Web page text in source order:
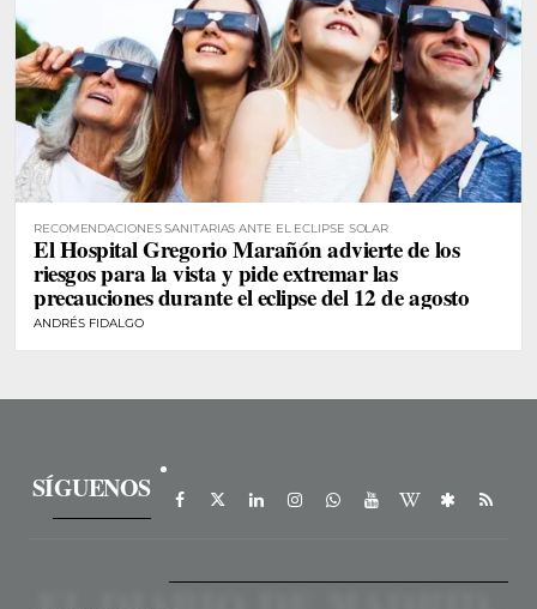
RECOMENDACIONES SANITARIAS ANTE EL ECLIPSE SOLAR
El Hospital Gregorio Marañón advierte de los
riesgos para la vista y pide extremar las
precauciones durante el eclipse del 12 de agosto
ANDRÉS FIDALGO
SÍGUENOS